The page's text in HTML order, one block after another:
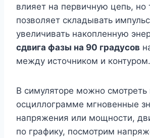
влияет на первичную цепь, но
позволяет складывать
увеличивать накопленную
сдвига фазы на 90 градусов
между источником и контуром.
В симуляторе можно смотреть
осциллограмме мгновенные
напряжения или мощности,
по графику, посмотрим